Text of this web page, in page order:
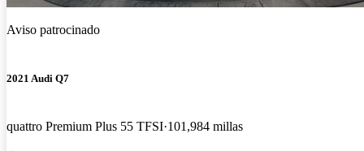
Aviso patrocinado
2021 Audi Q7
quattro Premium Plus 55 TFSI 101,984 millas